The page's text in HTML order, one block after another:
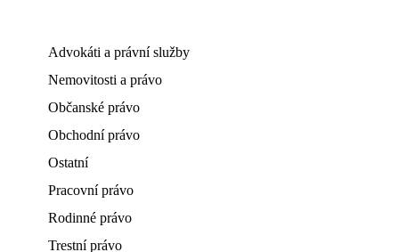
Advokáti a právní služby
Nemovitosti a právo
Občanské právo
Obchodní právo
Ostatní
Pracovní právo
Rodinné právo
Trestní právo